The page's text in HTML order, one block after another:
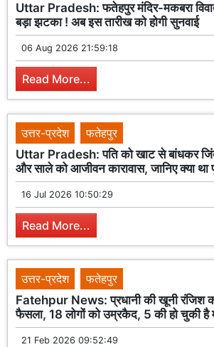
Uttar Pradesh: फतेहपुर मंदिर-मकबरा
बड़ा झटका ! अब इस तारीख को होगी सुनवाई
06 Aug 2026 21:59:18
Read More...
उत्तर-प्रदेश
फतेहपुर
Uttar Pradesh: पति को खाट से बांधकर
और साले को आजीवन कारावास, जानिए क्या था
16 Jul 2026 10:50:29
Read More...
उत्तर-प्रदेश
फतेहपुर
Fatehpur News: प्रधानी की खूनी रंजिश
फैसला, 18 लोगों को उम्रकैद, 5 की हो चुकी है
21 Feb 2026 09:52:49